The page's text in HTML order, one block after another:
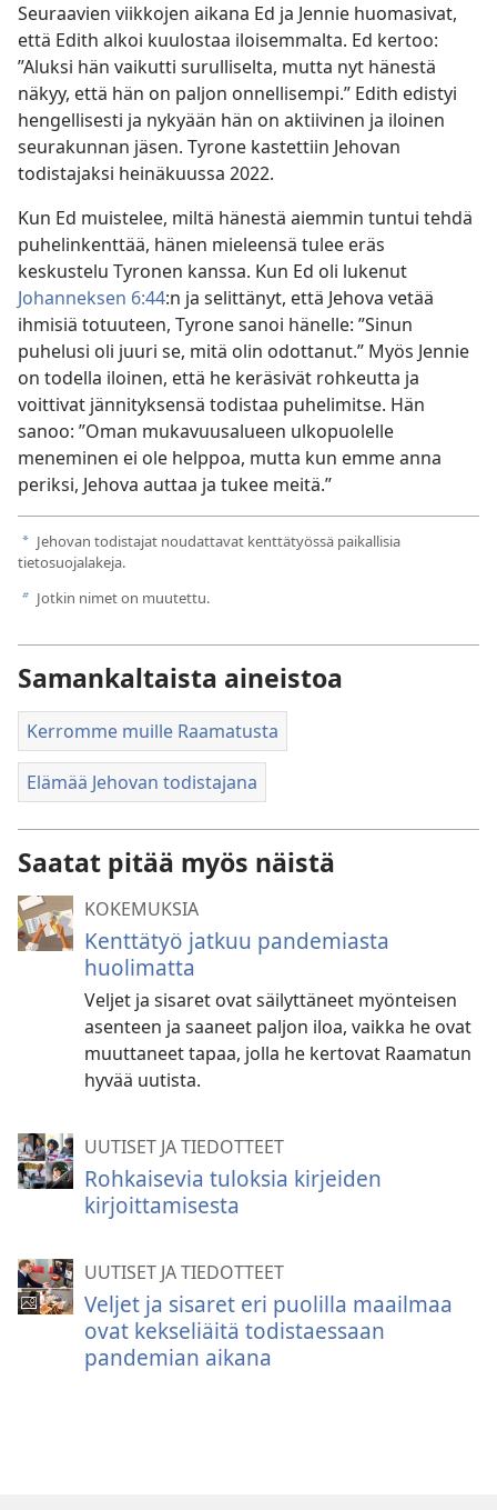
Seuraavien viikkojen aikana Ed ja Jennie huomasivat,
että Edith alkoi kuulostaa iloisemmalta. Ed kertoo:
”Aluksi hän vaikutti surulliselta, mutta nyt hänestä
näkyy, että hän on paljon onnellisempi.” Edith edistyi
hengellisesti ja nykyään hän on aktiivinen ja iloinen
seurakunnan jäsen. Tyrone kastettiin Jehovan
todistajaksi heinäkuussa 2022.
Kun Ed muistelee, miltä hänestä aiemmin tuntui tehdä
puhelinkenttää, hänen mieleensä tulee eräs
keskustelu Tyronen kanssa. Kun Ed oli lukenut
Johanneksen 6:44:n ja selittänyt, että Jehova vetää
ihmisiä totuuteen, Tyrone sanoi hänelle: ”Sinun
puhelusi oli juuri se, mitä olin odottanut.” Myös Jennie
on todella iloinen, että he keräsivät rohkeutta ja
voittivat jännityksensä todistaa puhelimitse. Hän
sanoo: ”Oman mukavuusalueen ulkopuolelle
meneminen ei ole helppoa, mutta kun emme anna
periksi, Jehova auttaa ja tukee meitä.”
a Jehovan todistajat noudattavat kenttätyössä paikallisia
tietosuojalakeja.
b Jotkin nimet on muutettu.
Samankaltaista aineistoa
Kerromme muille Raamatusta
Elämää Jehovan todistajana
Saatat pitää myös näistä
KOKEMUKSIA
Kenttätyö jatkuu pandemiasta
huolimatta
Veljet ja sisaret ovat säilyttäneet myönteisen
asenteen ja saaneet paljon iloa, vaikka he ovat
muuttaneet tapaa, jolla he kertovat Raamatun
hyvää uutista.
UUTISET JA TIEDOTTEET
Rohkaisevia tuloksia kirjeiden
kirjoittamisesta
UUTISET JA TIEDOTTEET
Veljet ja sisaret eri puolilla maailmaa
ovat kekseliäitä todistaessaan
pandemian aikana